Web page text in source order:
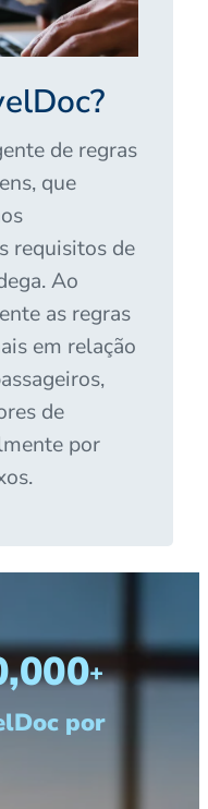
de regras
que
requisitos de
Ao
as regras
em relação
de
por
+
por